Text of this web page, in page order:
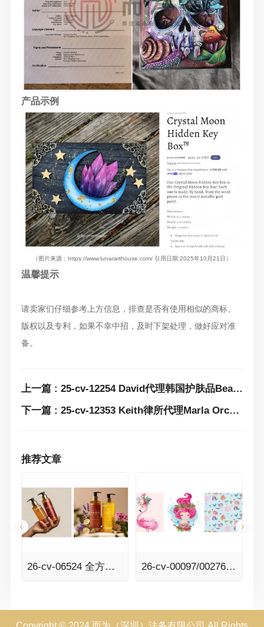
产品示例
（图片来源 ： https://www.lunararthouse.com/ 引用日期:2025年10月21日）
温馨提示
请卖家们仔细参考上方信息，排查是否有使用相似的商标、
版权以及专利，如果不幸中招，及时下架处理，做好应对准
备。
上一篇 : 25-cv-12254 David代理韩国护肤品Beauty of Joseon商标+版权双维权！速排查下架！
下一篇 : 25-cv-12353 Keith律所代理Marla Orcutt版权发案！这两张图一张都不能用！
推荐文章
26-cv-06524 全方位维权！BSF律所代理Besque美体油发案，速排查！ 26-cv-00097/00276 几乎快被遗忘的美人鱼终于获批了！Senay Kurtulus美人鱼、动物元素插画版权全面来袭！